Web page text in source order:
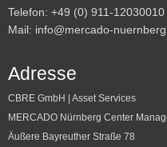
Telefon: +49 (0) 911-12030010
Mail: info@mercado-
Adresse
CBRE GmbH | Asset Services
MERCADO Nürnberg Center
Äußere Bayreuther Straße 78
Shop Übersicht